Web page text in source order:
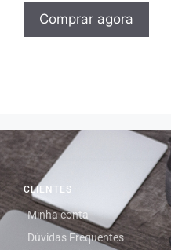
Comprar agora
CLIENTES
Minha conta
Dúvidas Frequentes